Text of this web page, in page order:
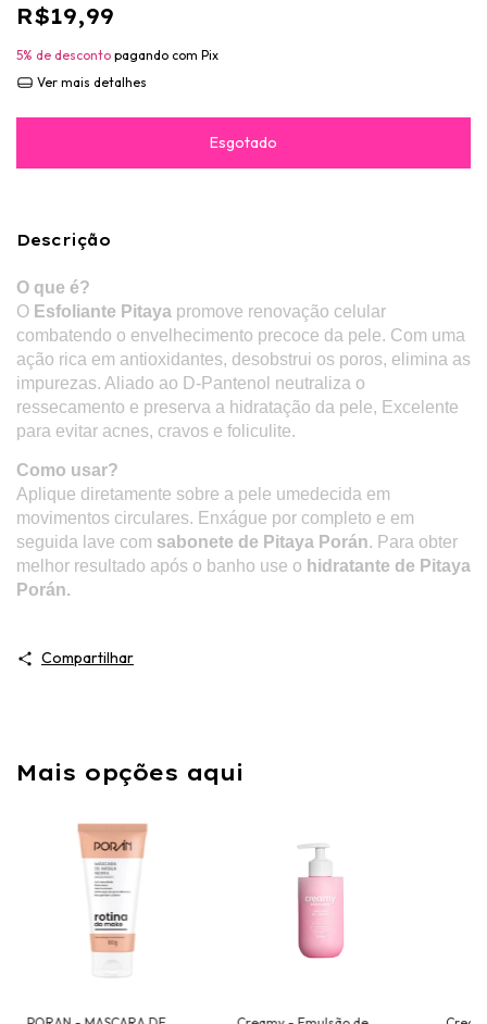
R$19,99
5% de desconto pagando com Pix
Ver mais detalhes
Descrição
O que é?
O Esfoliante Pitaya promove renovação celular
combatendo o envelhecimento precoce da pele. Com uma
ação rica em antioxidantes, desobstrui os poros, elimina as
impurezas. Aliado ao D-Pantenol neutraliza o
ressecamento e preserva a hidratação da pele, Excelente
para evitar acnes, cravos e foliculite.
Como usar?
Aplique diretamente sobre a pele umedecida em
movimentos circulares. Enxágue por completo e em
seguida lave com sabonete de Pitaya Porán. Para obter
melhor resultado após o banho use o hidratante de Pitaya
Porán.
Compartilhar
Mais opções aqui